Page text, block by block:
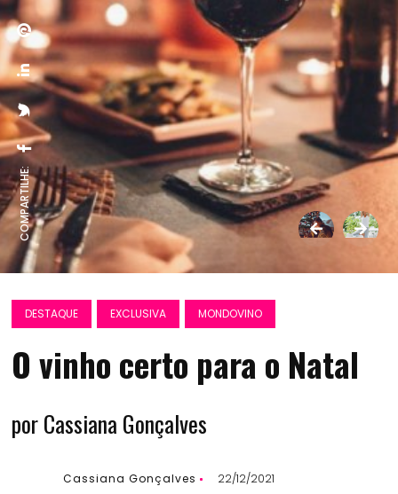
COMPARTILHE:
DESTAQUE EXCLUSIVA MONDOVINO
O vinho certo para o Natal
por Cassiana Gonçalves
Cassiana Gonçalves 22/12/2021